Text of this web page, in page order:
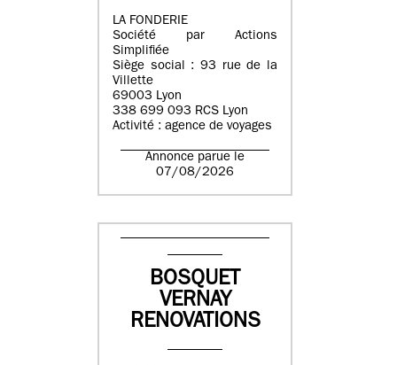
LA FONDERIE
Société par Actions
Simplifiée
Siège social : 93 rue de la
Villette
69003 Lyon
338 699 093 RCS Lyon
Activité : agence de voyages
Annonce parue le
07/08/2026
BOSQUET
VERNAY
RENOVATIONS